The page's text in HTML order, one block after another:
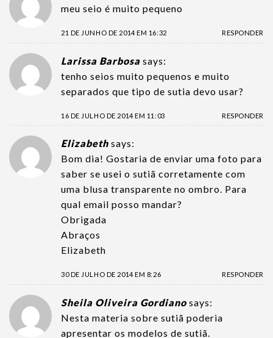
meu seio é muito pequeno
21 DE JUNHO DE 2014 EM 16:32 RESPONDER
Larissa Barbosa says:
tenho seios muito pequenos e muito
separados que tipo de sutia devo usar?
16 DE JULHO DE 2014 EM 11:03 RESPONDER
Elizabeth says:
Bom dia! Gostaria de enviar uma foto para
saber se usei o sutiã corretamente com
uma blusa transparente no ombro. Para
qual email posso mandar?
Obrigada
Abraços
Elizabeth
30 DE JULHO DE 2014 EM 8:26 RESPONDER
Sheila Oliveira Gordiano says:
Nesta materia sobre sutiã poderia
apresentar os modelos de sutiã.